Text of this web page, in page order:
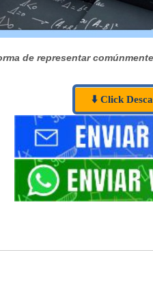
de representar
⬇️ Click